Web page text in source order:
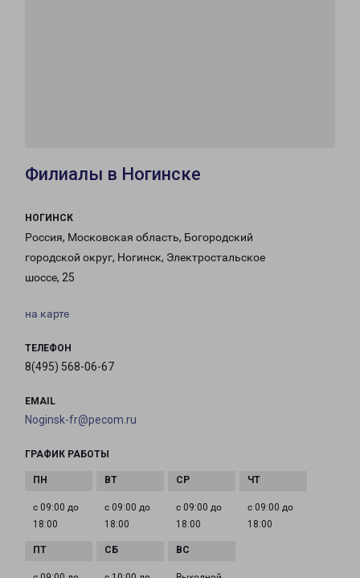
Филиалы в Ногинске
НОГИНСК
Россия, Московская область, Богородский
городской округ, Ногинск, Электростальское
шоссе, 25
на карте
ТЕЛЕФОН
8(495) 568-06-67
EMAIL
Noginsk-fr@pecom.ru
ГРАФИК РАБОТЫ
с 09:00 до
18:00
с 09:00 до
18:00
с 09:00 до
18:00
с 09:00 до
18:00